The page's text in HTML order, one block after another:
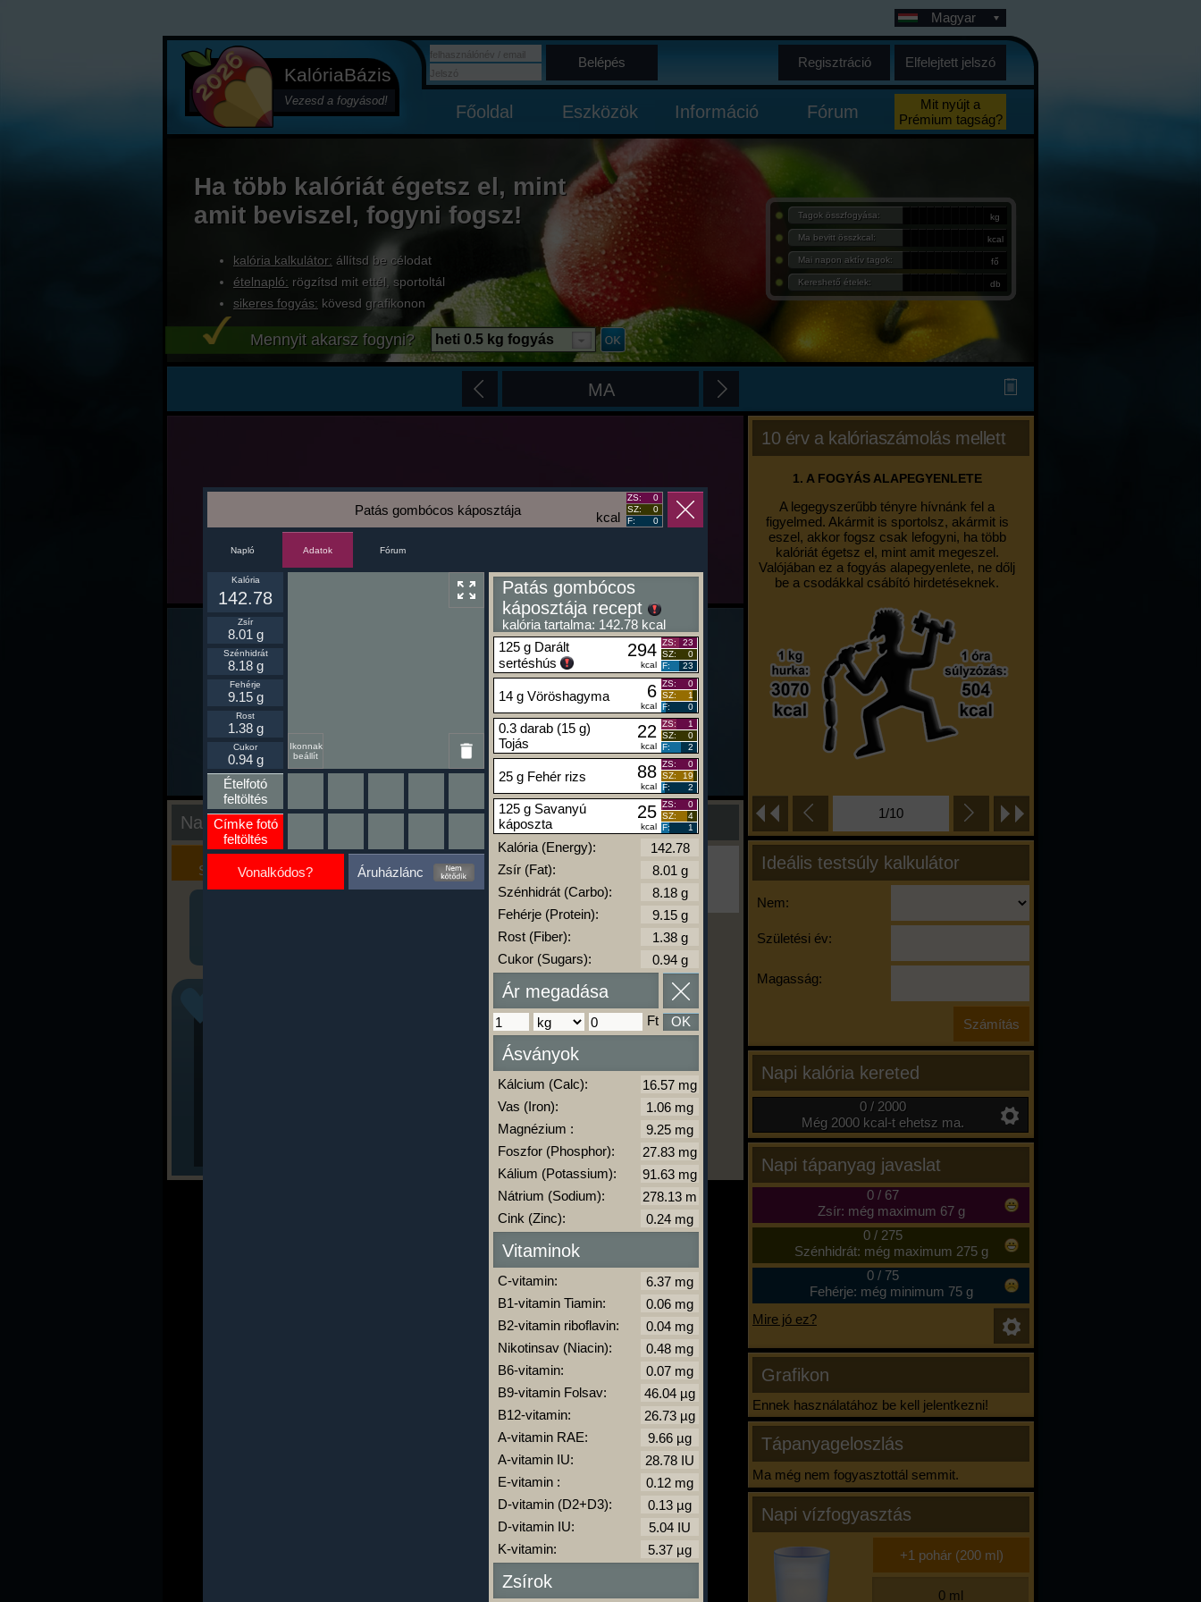
KalóriaBázis
Vezesd a fogyásod!
Magyar
Belépés Regisztráció Elfelejtett jelszó
Főoldal Eszközök Információ Fórum
Mit nyújt a
Prémium tagság?
Ha több kalóriát égetsz el, mint
amit beviszel, fogyni fogsz!
kalória kalkulátor: állítsd be célodat
ételnapló: rögzítsd mit ettél, sportoltál
sikeres fogyás: kövesd grafikonon
Tagok összfogyása: kg
Ma bevitt összkcal: kcal
Mai napon aktív tagok: fő
Kereshető ételek: db
Mennyit akarsz fogyni? heti 0.5 kg fogyás
MA
10 érv a kalóriaszámolás mellett
1. A FOGYÁS ALAPEGYENLETE
A legegyszerűbb tényre hívnánk fel a
figyelmed. Akármit is sportolsz, akármit is
eszel, akkor fogsz csak lefogyni, ha több
kalóriát égetsz el, mint amit megeszel.
Valójában ez a fogyás alapegyenlete, ne dőlj
be a csodákkal csábító hirdetéseknek.
1/10
Ideális testsúly kalkulátor
Nem:
Születési év:
Magasság:
Napi kalória kereted
0 / 2000
Még 2000 kcal-t ehetsz ma.
Napi tápanyag javaslat
0/ 67
Zsír: még maximum 67 g
0/ 275
Szénhidrát: még maximum 275 g
0/ 75
Fehérje: még minimum 75 g
Mire jó ez?
Grafikon
Ennek használatához be kell jelentkezni!
Tápanyageloszlás
Ma még nem fogyasztottál semmit.
Napi vízfogyasztás
Nap kiértékelése
Kalória
Szimulátor
Szöveges
Értékelés
Ha ma már nem eszel/sportolsz többet,
kattints a kiértékelésre!
A Kalória Szimulátor Prémium funkció.
kalóriabázis.hu
-
kcal
Patás gombócos káposztája
ZS:
0
SZ:
0
F:
0
Napló Adatok Fórum
Ikonnak
beállít
Kalória
142.78
Zsír
8.01 g
Szénhidrát
8.18 g
Fehérje
9.15 g
Rost
1.38 g
Cukor
0.94 g
Ételfotó
feltöltés
Címke fotó
feltöltés
Vonalkódos? Áruházlánc
Patás gombócos
káposztája recept
kalória tartalma: 142.78 kcal
125 g Darált
sertéshús
294
kcal
ZS:
23
SZ:
0
F:
23
14 g Vöröshagyma 6
kcal
ZS:
0
SZ:
1
F:
0
0.3 darab (15 g)
Tojás
22
kcal
ZS:
1
SZ:
0
F:
2
25 g Fehér rizs 88
kcal
ZS:
0
SZ:
19
F:
2
125 g Savanyú
káposzta
25
kcal
ZS:
0
SZ:
4
F:
1
Kalória (Energy):
Zsír (Fat):
Szénhidrát (Carbo):
Fehérje (Protein):
Rost (Fiber):
Cukor (Sugars):
Ár megadása
Ft OK
Ásványok
Kálcium (Calc):
Vas (Iron):
Magnézium :
Foszfor (Phosphor):
Kálium (Potassium):
Nátrium (Sodium):
Cink (Zinc):
Vitaminok
C-vitamin:
B1-vitamin Tiamin:
B2-vitamin riboflavin:
Nikotinsav (Niacin):
B6-vitamin:
B9-vitamin Folsav:
B12-vitamin:
A-vitamin RAE:
A-vitamin IU:
E-vitamin :
D-vitamin (D2+D3):
D-vitamin IU:
K-vitamin:
Zsírok